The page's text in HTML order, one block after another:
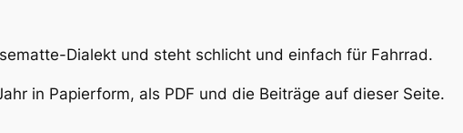
Dialekt und steht schlicht und einfach für Fahrrad.
in Papierform, als PDF und die Beiträge auf dieser Seite.